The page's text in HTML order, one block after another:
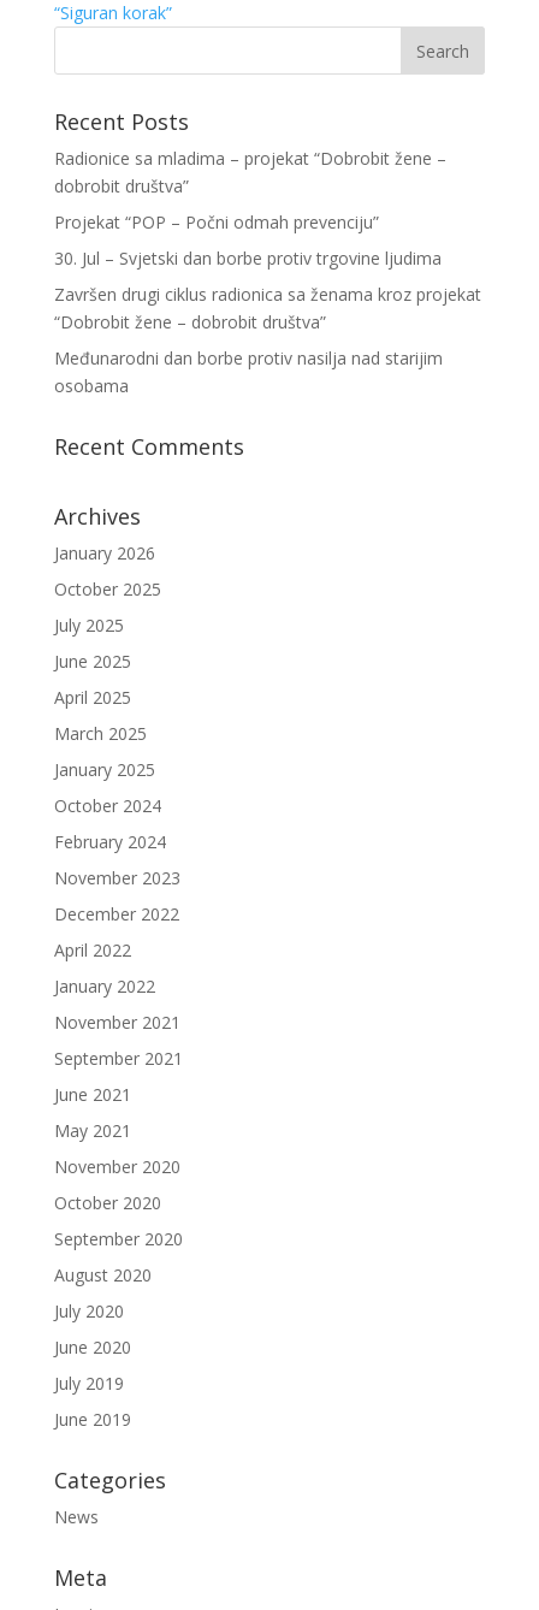
“Siguran korak”
Recent Posts
Radionice sa mladima – projekat “Dobrobit žene –
dobrobit društva”
Projekat “POP – Počni odmah prevenciju”
30. Jul – Svjetski dan borbe protiv trgovine ljudima
Završen drugi ciklus radionica sa ženama kroz projekat
“Dobrobit žene – dobrobit društva”
Međunarodni dan borbe protiv nasilja nad starijim
osobama
Recent Comments
Archives
January 2026
October 2025
July 2025
June 2025
April 2025
March 2025
January 2025
October 2024
February 2024
November 2023
December 2022
April 2022
January 2022
November 2021
September 2021
June 2021
May 2021
November 2020
October 2020
September 2020
August 2020
July 2020
June 2020
July 2019
June 2019
Categories
News
Meta